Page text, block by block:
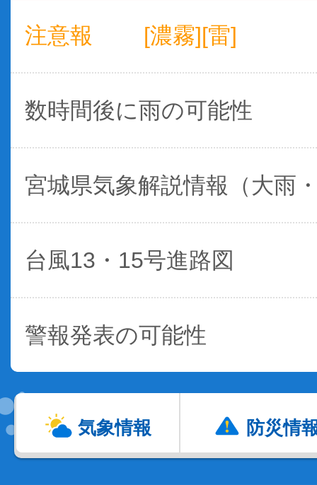
注意報 [濃霧][雷]
数時間後に雨の可能性
宮城県気象解説情報（大雨
台風13・15号進路図
警報発表の可能性
気象情報 防災情